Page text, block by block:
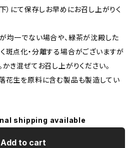
にて保存しお早めにお召し上がりく
均一でない場合や、緑茶が沈殿した
斑点化・分離する場合がございますが
き混ぜてお召し上がりください。
花生を原料に含む製品も製造してい
shipping available
Add to cart